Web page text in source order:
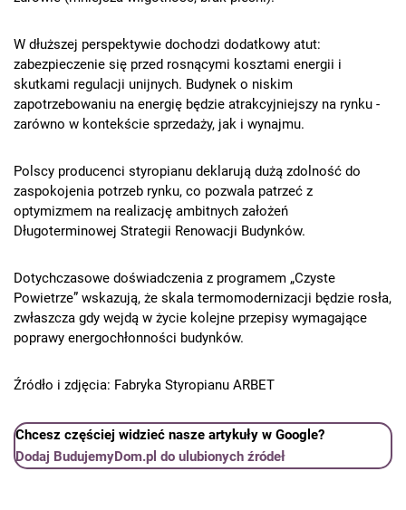
W dłuższej perspektywie dochodzi dodatkowy atut:
zabezpieczenie się przed rosnącymi kosztami energii i
skutkami regulacji unijnych. Budynek o niskim
zapotrzebowaniu na energię będzie atrakcyjniejszy na rynku -
zarówno w kontekście sprzedaży, jak i wynajmu.
Polscy producenci styropianu deklarują dużą zdolność do
zaspokojenia potrzeb rynku, co pozwala patrzeć z
optymizmem na realizację ambitnych założeń
Długoterminowej Strategii Renowacji Budynków.
Dotychczasowe doświadczenia z programem „Czyste
Powietrze” wskazują, że skala termomodernizacji będzie rosła,
zwłaszcza gdy wejdą w życie kolejne przepisy wymagające
poprawy energochłonności budynków.
Źródło i zdjęcia: Fabryka Styropianu ARBET
Chcesz częściej widzieć nasze artykuły w Google?
Dodaj BudujemyDom.pl do ulubionych źródeł